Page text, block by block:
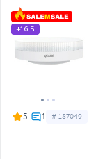
5 # 187049
+16 Б